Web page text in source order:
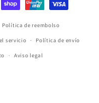
Política de reembolso
servicio Política de envío
Aviso legal